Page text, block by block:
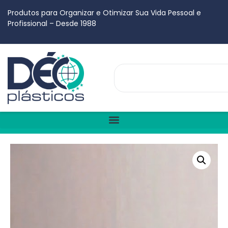
Produtos para Organizar e Otimizar Sua Vida Pessoal e
Profissional – Desde 1988